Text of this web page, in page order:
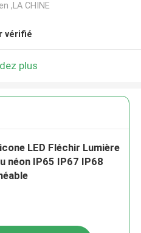
,LA CHINE
vérifié
plus
LED Fléchir Lumière
néon IP65 IP67 IP68